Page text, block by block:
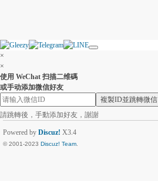
×
×
使用 WeChat 扫描二维碼
或手动添加微信好友
複製ID並跳轉微信
請跳轉後，手動添加好友，謝謝
Powered by Discuz! X3.4
© 2001-2023 Discuz! Team